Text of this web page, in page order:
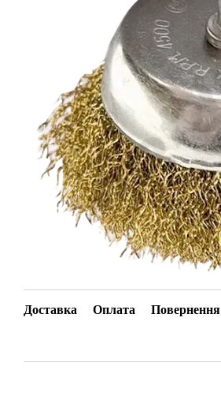
Доставка Оплата Повернення